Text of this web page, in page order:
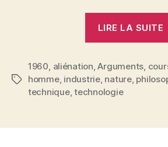
LIRE LA SUITE
Étiquettes
1960, aliénation,Arguments,
homme, industrie, nature,
technique,technologie